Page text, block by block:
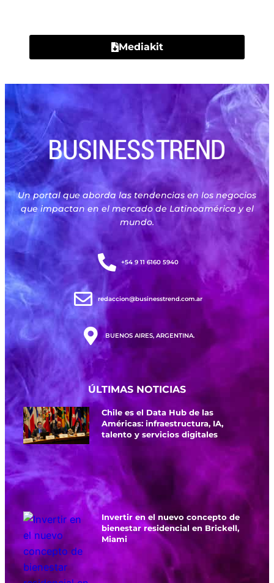
Mediakit
Un portal que aborda las tendencias en los negocios
que impactan en el mercado de Latinoamérica y el
mundo.
+54 9 11 6160 5940
redaccion@businesstrend.com.ar
BUENOS AIRES, ARGENTINA.
ÚLTIMAS NOTICIAS
Chile es el Data Hub de las
Américas: infraestructura, IA,
talento y servicios digitales
Invertir en el nuevo concepto de
bienestar residencial en Brickell,
Miami